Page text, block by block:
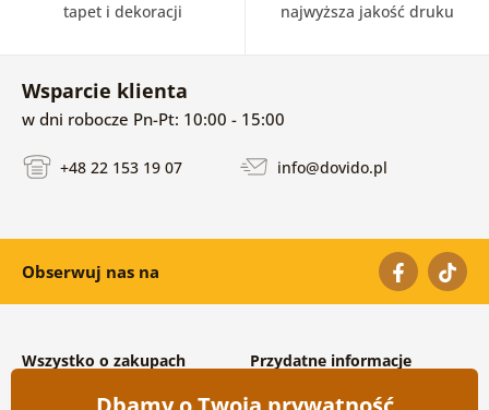
tapet i dekoracji najwyższa jakość druku
Wsparcie klienta
w dni robocze Pn-Pt: 10:00 - 15:00
+48 22 153 19 07 info@dovido.pl
Obserwuj nas na
Wszystko o zakupach
Warunki handlowe i
Przydatne informacje